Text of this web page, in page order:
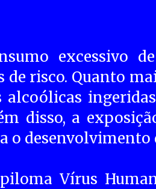
excessivo
risco. Quanto
alcoólicas
disso, a
o desenvolvimento
Vírus